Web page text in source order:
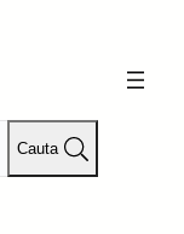
Cauta